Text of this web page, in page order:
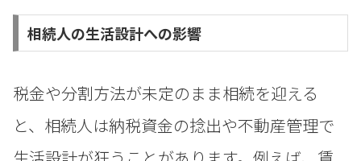
相続人の生活設計への影響
税金や分割方法が未定のまま相続を迎える
と、相続人は納税資金の捻出や不動産管理で